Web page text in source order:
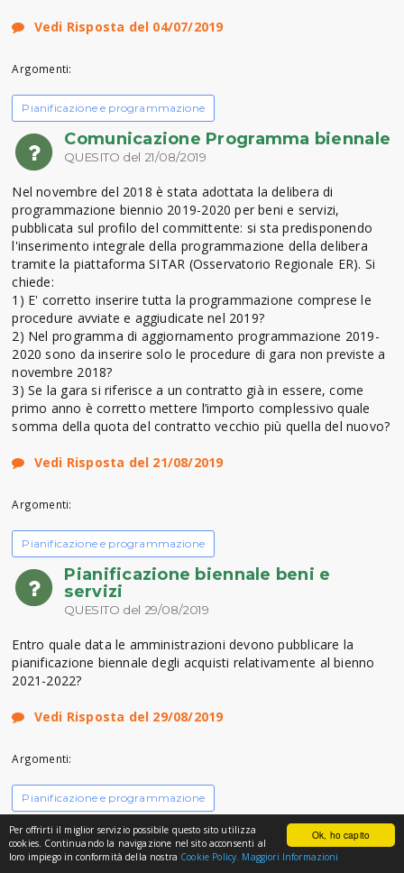
Ok, ho capito
Per offrirti il miglior servizio possibile questo sito utilizza
cookies. Continuando la navigazione nel sito acconsenti al
loro impiego in conformità della nostra Cookie Policy. Maggiori Informazioni
Vedi Risposta del 04/07/2019
Argomenti:
Pianificazione e programmazione
Comunicazione Programma biennale
QUESITO del 21/08/2019
Nel novembre del 2018 è stata adottata la delibera di
programmazione biennio 2019-2020 per beni e servizi,
pubblicata sul profilo del committente: si sta predisponendo
l'inserimento integrale della programmazione della delibera
tramite la piattaforma SITAR (Osservatorio Regionale ER). Si
chiede:
1) E' corretto inserire tutta la programmazione comprese le
procedure avviate e aggiudicate nel 2019?
2) Nel programma di aggiornamento programmazione 2019-
2020 sono da inserire solo le procedure di gara non previste a
novembre 2018?
3) Se la gara si riferisce a un contratto già in essere, come
primo anno è corretto mettere l’importo complessivo quale
somma della quota del contratto vecchio più quella del nuovo?
Vedi Risposta del 21/08/2019
Argomenti:
Pianificazione e programmazione
Pianificazione biennale beni e
servizi
QUESITO del 29/08/2019
Entro quale data le amministrazioni devono pubblicare la
pianificazione biennale degli acquisti relativamente al bienno
2021-2022?
Vedi Risposta del 29/08/2019
Argomenti:
Pianificazione e programmazione
MODALITA' INSERIMENTO NEL
PROGRAMMA BIENNALE DI
PROCEDURE DI AFFIDAMENTO